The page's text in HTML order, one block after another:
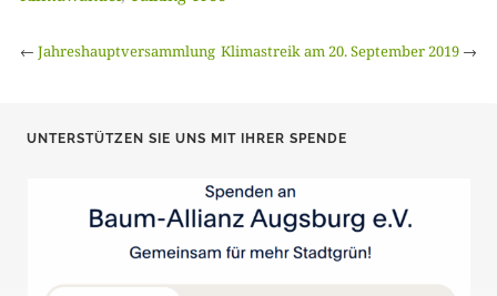
← Jahreshauptversammlung Klimastreik am 20. September 2019 →
UNTERSTÜTZEN SIE UNS MIT IHRER SPENDE